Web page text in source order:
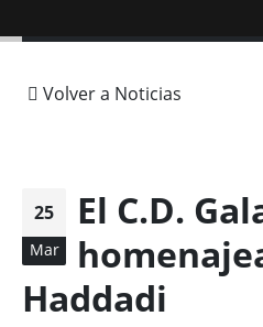
Volver a Noticias
25
Mar
El C.D.
Haddadi